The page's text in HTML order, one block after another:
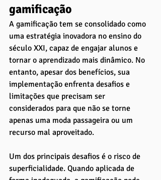
gamificação
A gamificação tem se consolidado como
uma estratégia inovadora no ensino do
século XXI, capaz de engajar alunos e
tornar o aprendizado mais dinâmico. No
entanto, apesar dos benefícios, sua
implementação enfrenta desafios e
limitações que precisam ser
considerados para que não se torne
apenas uma moda passageira ou um
recurso mal aproveitado.
Um dos principais desafios é o risco de
superficialidade. Quando aplicada de